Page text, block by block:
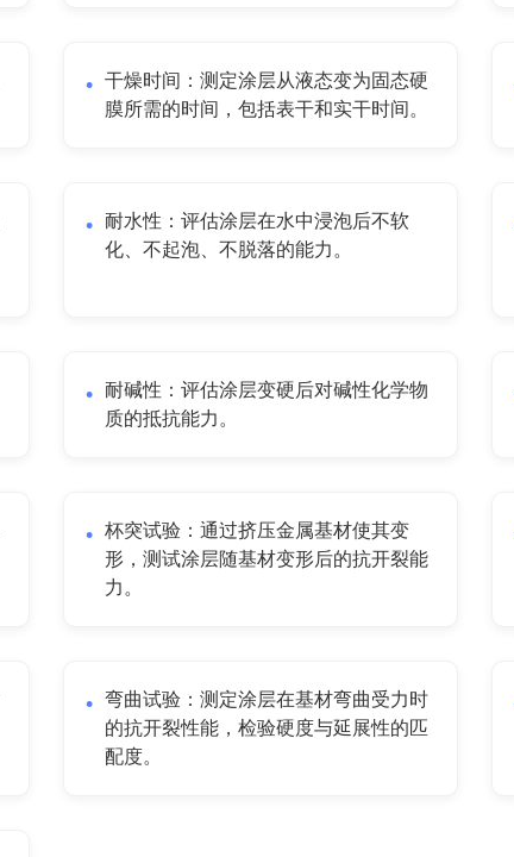
干燥时间：测定涂层从液态变为固态硬
膜所需的时间，包括表干和实干时间。
耐水性：评估涂层在水中浸泡后不软
化、不起泡、不脱落的能力。
耐碱性：评估涂层变硬后对碱性化学物
质的抵抗能力。
杯突试验：通过挤压金属基材使其变
形，测试涂层随基材变形后的抗开裂能
力。
弯曲试验：测定涂层在基材弯曲受力时
的抗开裂性能，检验硬度与延展性的匹
配度。